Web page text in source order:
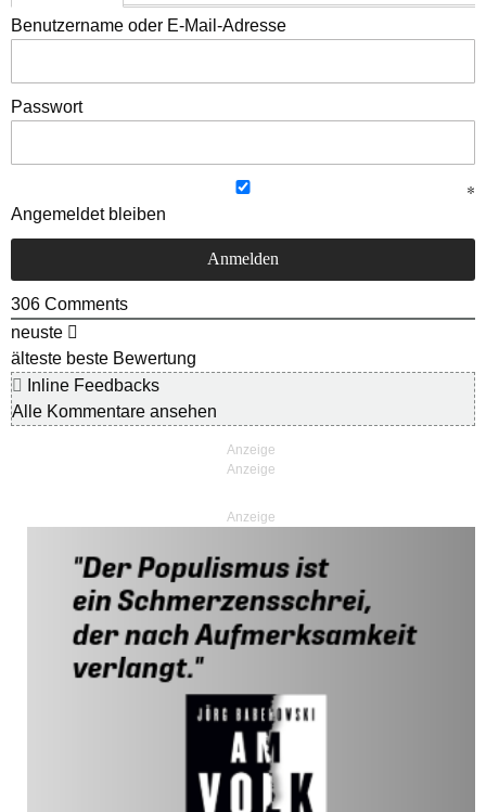
Benutzername oder E-Mail-Adresse
Passwort
Angemeldet bleiben
306 Comments
neuste
älteste beste Bewertung
Inline Feedbacks
Alle Kommentare ansehen
Anzeige